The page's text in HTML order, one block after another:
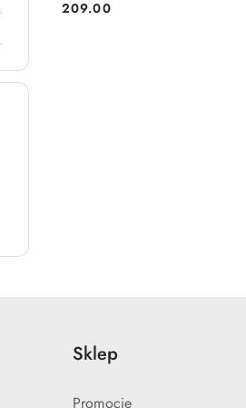
Cena:
209.00
Sklep
Promocje